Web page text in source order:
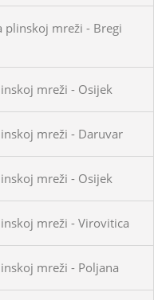
mreži - Bregi
mreži - Osijek
mreži - Daruvar
mreži - Osijek
mreži - Virovitica
mreži - Poljana